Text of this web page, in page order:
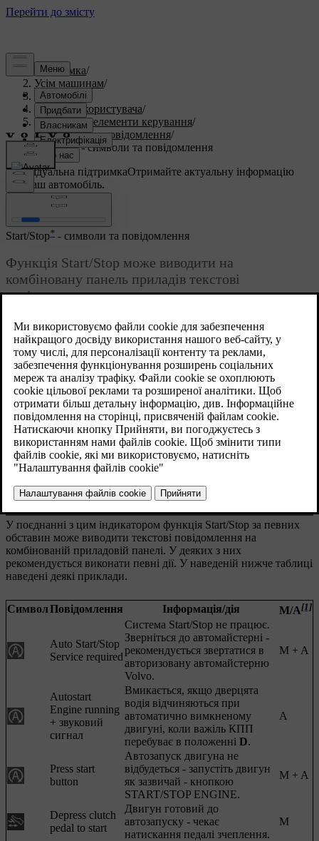
Підтримка/
Усім машинам/
S60 2015/
Посібник користувача/
Прилади та елементи керування/
Символи та повідомлення/
Start/Stop - символи та повідомлення
Індивідуальна підтримкаОтримайте актуальну інформацію
про ваш автомобіль.
Оновлено 08.06.2023
Start/Stop* - символи та повідомлення
Функція Start/Stop може виводити на
комбіновану панель приладів текстові
повідомлення.
Текстове повідомлення
У поєднанні з цим індикатором функція Start/Stop за певних
обставин може виводити текстові повідомлення на
комбінованій приладовій панелі. У деяких з них
рекомендується виконати певні дії. У наведеній нижче таблиці
наведені деякі приклади.
СимволПовідомлення Інформація/дія M/A[1]
Auto Start/Stop
Service required
Система Start/Stop не працює.
Зверніться до автомайстерні -
рекомендується звертатися в
авторизовану автомайстерню
Volvo.
M + A
Autostart
Engine running
+ звуковий
сигнал
Вмикається, якщо дверцята
водія відчиняються при
автоматично вимкненому
двигуні, коли важіль КПП
перебуває в положенні D.
A
Press start
button
Автозапуск двигуна не
відбудеться - запустіть двигун
як зазвичай - кнопкою
START/STOP ENGINE.
M + A
Depress clutch
pedal to start
Двигун готовий до
автозапуску - чекає
натискання педалі зчеплення.
M